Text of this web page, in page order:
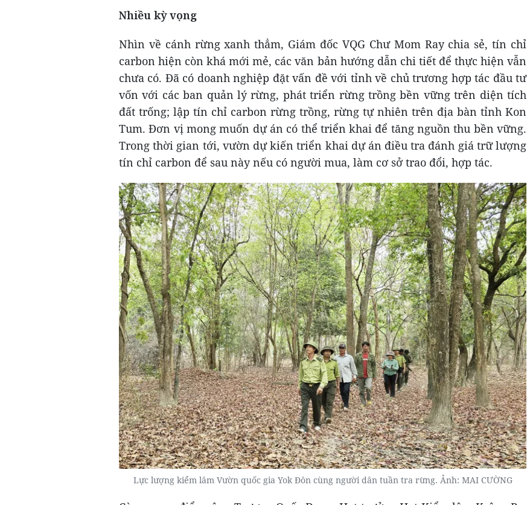
Nhiều kỳ vọng
Nhìn về cánh rừng xanh thẳm, Giám đốc VQG Chư Mom Ray chia sẻ, tín chỉ
carbon hiện còn khá mới mẻ, các văn bản hướng dẫn chi tiết để thực hiện vẫn
chưa có. Đã có doanh nghiệp đặt vấn đề với tỉnh về chủ trương hợp tác đầu tư
vốn với các ban quản lý rừng, phát triển rừng trồng bền vững trên diện tích
đất trống; lập tín chỉ carbon rừng trồng, rừng tự nhiên trên địa bàn tỉnh Kon
Tum. Đơn vị mong muốn dự án có thể triển khai để tăng nguồn thu bền vững.
Trong thời gian tới, vườn dự kiến triển khai dự án điều tra đánh giá trữ lượng
tín chỉ carbon để sau này nếu có người mua, làm cơ sở trao đổi, hợp tác.
Lực lượng kiểm lâm Vườn quốc gia Yok Đôn cùng người dân tuần tra rừng. Ảnh: MAI CƯỜNG